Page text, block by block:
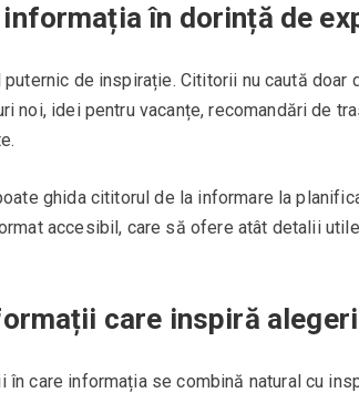
în dorință de
de inspirație. Cititorii nu caută doar
noi, idei pentru vacanțe, recomandări de
ghida cititorul de la informare la
accesibil, care să ofere atât detalii
care inspiră
care informația se combină natural cu